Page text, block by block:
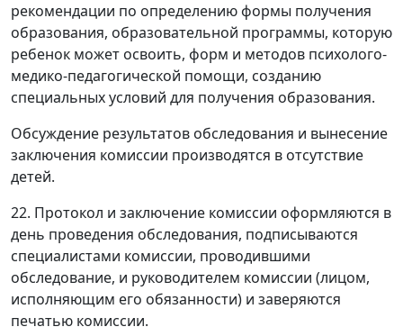
рекомендации по определению формы получения
образования, образовательной программы, которую
ребенок может освоить, форм и методов психолого-
медико-педагогической помощи, созданию
специальных условий для получения образования.
Обсуждение результатов обследования и вынесение
заключения комиссии производятся в отсутствие
детей.
22. Протокол и заключение комиссии оформляются в
день проведения обследования, подписываются
специалистами комиссии, проводившими
обследование, и руководителем комиссии (лицом,
исполняющим его обязанности) и заверяются
печатью комиссии.